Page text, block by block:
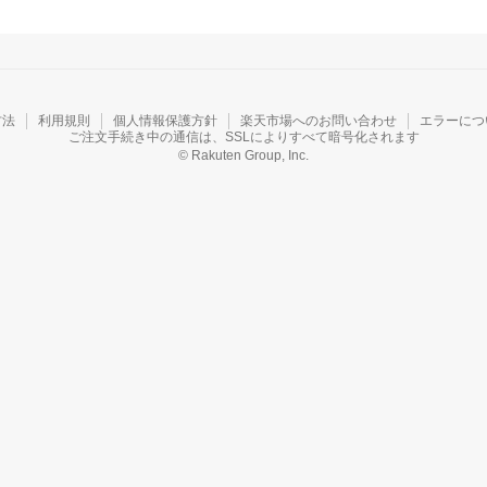
利用規則 個人情報保護方針 楽天市場へのお問い合わせ
エラーに
ご注文手続き中の通信は、SSLによりすべて暗号化されます
© Rakuten Group, Inc.